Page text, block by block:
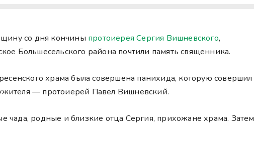
со дня кончины протоиерея Сергия Вишневского,
Большесельского района почтили память священника.
храма была совершена панихида, которую совершил
— протоиерей Павел Вишневский.
чада, родные и близкие отца Сергия, прихожане храма. Затем